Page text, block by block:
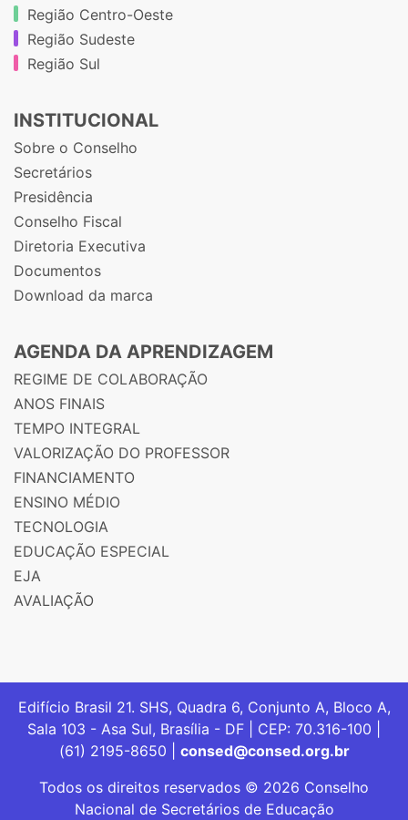
Região Centro-Oeste
Região Sudeste
Região Sul
INSTITUCIONAL
Sobre o Conselho
Secretários
Presidência
Conselho Fiscal
Diretoria Executiva
Documentos
Download da marca
AGENDA DA APRENDIZAGEM
REGIME DE COLABORAÇÃO
ANOS FINAIS
TEMPO INTEGRAL
VALORIZAÇÃO DO PROFESSOR
FINANCIAMENTO
ENSINO MÉDIO
TECNOLOGIA
EDUCAÇÃO ESPECIAL
EJA
AVALIAÇÃO
Edifício Brasil 21. SHS, Quadra 6, Conjunto A, Bloco A,
Sala 103 - Asa Sul, Brasília - DF | CEP: 70.316-100 |
(61) 2195-8650 | consed@consed.org.br
Todos os direitos reservados © 2026 Conselho
Nacional de Secretários de Educação